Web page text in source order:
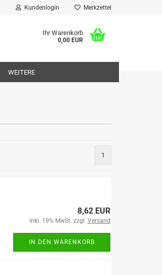
Kundenlogin Merkzettel
Ihr Warenkorb
0,00 EUR
WEITERE
1
8,62 EUR
inkl. 19% MwSt. zzgl. Versand
IN DEN WARENKORB